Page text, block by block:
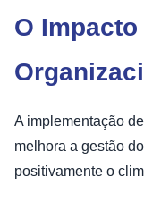
O
A implementação
melhora a gestão
positivamente o